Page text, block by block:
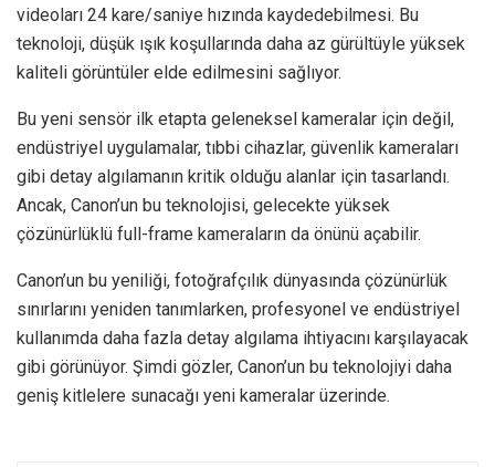
videoları 24 kare/saniye hızında kaydedebilmesi. Bu
teknoloji, düşük ışık koşullarında daha az gürültüyle yüksek
kaliteli görüntüler elde edilmesini sağlıyor.
Bu yeni sensör ilk etapta geleneksel kameralar için değil,
endüstriyel uygulamalar, tıbbi cihazlar, güvenlik kameraları
gibi detay algılamanın kritik olduğu alanlar için tasarlandı.
Ancak, Canon’un bu teknolojisi, gelecekte yüksek
çözünürlüklü full-frame kameraların da önünü açabilir.
Canon’un bu yeniliği, fotoğrafçılık dünyasında çözünürlük
sınırlarını yeniden tanımlarken, profesyonel ve endüstriyel
kullanımda daha fazla detay algılama ihtiyacını karşılayacak
gibi görünüyor. Şimdi gözler, Canon’un bu teknolojiyi daha
geniş kitlelere sunacağı yeni kameralar üzerinde.